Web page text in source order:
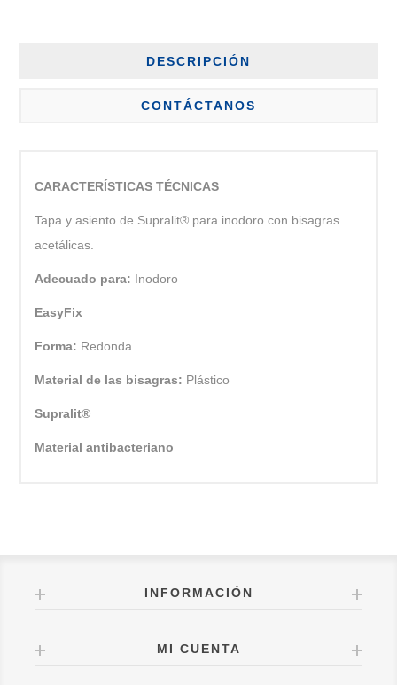
DESCRIPCIÓN
CONTÁCTANOS
CARACTERÍSTICAS TÉCNICAS
Tapa y asiento de Supralit® para inodoro con bisagras
acetálicas.
Adecuado para: Inodoro
EasyFix
Forma: Redonda
Material de las bisagras: Plástico
Supralit®
Material antibacteriano
INFORMACIÓN
MI CUENTA